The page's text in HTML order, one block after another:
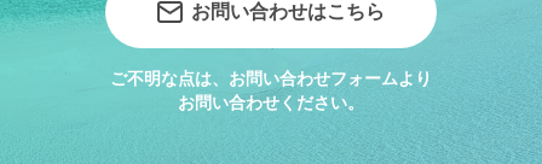
お問い合わせはこちら
ご不明な点は、お問い合わせフォームより
お問い合わせください。